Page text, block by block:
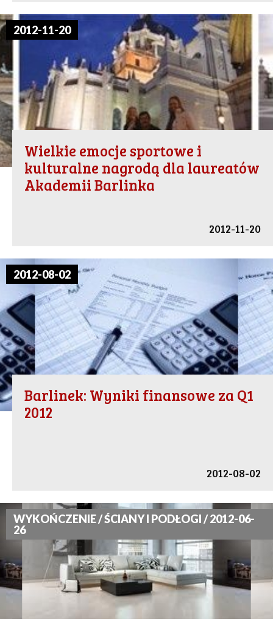
2012-11-20
Wielkie emocje sportowe i
kulturalne nagrodą dla laureatów
Akademii Barlinka
2012-11-20
2012-08-02
Barlinek: Wyniki finansowe za Q1
2012
2012-08-02
WYKOŃCZENIE / ŚCIANY I PODŁOGI / 2012-06-
26